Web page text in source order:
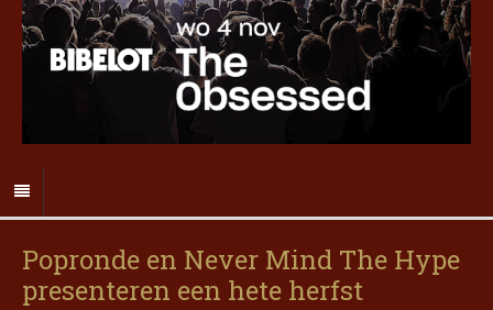
Popronde en Never Mind The Hype
presenteren een hete herfst